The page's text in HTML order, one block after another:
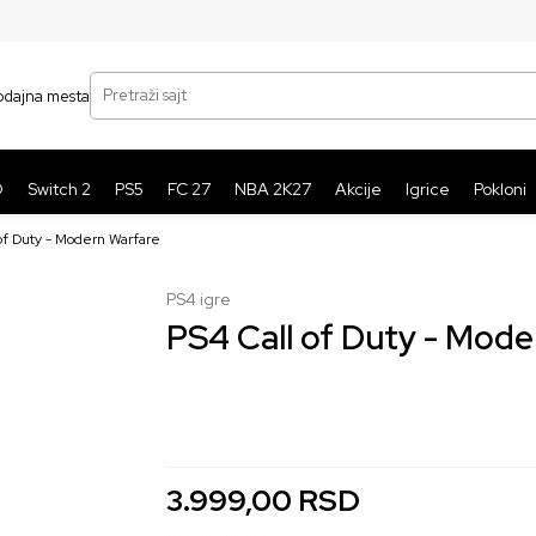
mesta Pretraži sajt
Switch 2 PS5 FC 27 NBA 2K27 Akcije Igrice Pokloni
Duty - Modern Warfare
PS4 igre
PS4 Call of Duty -
3.999,00 RSD